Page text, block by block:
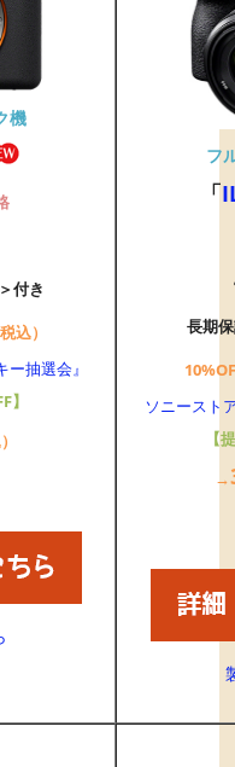
機
付き
込）
抽選会』
】
フ
「
長期
ソニースト
【
→